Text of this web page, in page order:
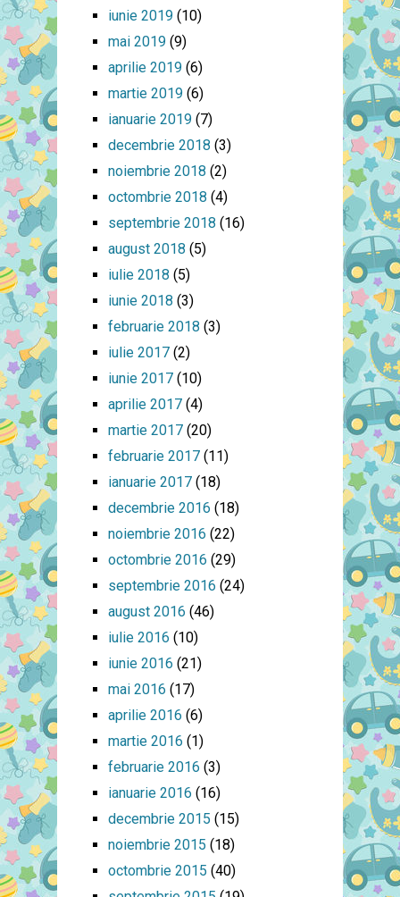
iunie 2019(10)
mai 2019(9)
aprilie 2019(6)
martie 2019(6)
ianuarie 2019(7)
decembrie 2018 (3)
noiembrie 2018 (2)
octombrie 2018 (4)
septembrie 2018 (16)
august 2018 (5)
iulie 2018 (5)
iunie 2018 (3)
februarie 2018 (3)
iulie 2017(2)
iunie 2017(10)
aprilie 2017(4)
martie 2017(20)
februarie 2017(11)
ianuarie 2017(18)
decembrie 2016 (18)
noiembrie 2016 (22)
octombrie 2016 (29)
septembrie 2016 (24)
august 2016 (46)
iulie 2016 (10)
iunie 2016 (21)
mai 2016 (17)
aprilie 2016 (6)
martie 2016 (1)
februarie 2016 (3)
ianuarie 2016 (16)
decembrie 2015 (15)
noiembrie 2015 (18)
octombrie 2015 (40)